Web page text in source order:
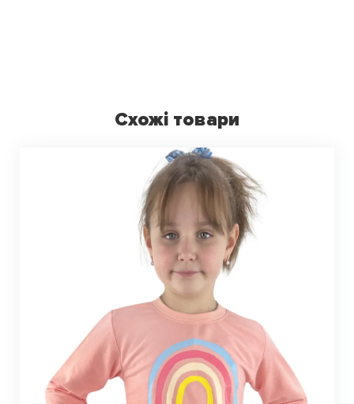
Схожі товари